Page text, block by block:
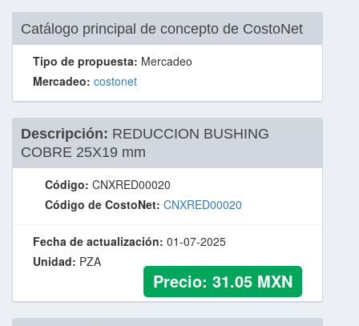
Catálogo principal de concepto de CostoNet
Tipo de propuesta: Mercadeo
Mercadeo: costonet
Descripción: REDUCCION BUSHING
COBRE 25X19 mm
Código: CNXRED00020
Código de CostoNet: CNXRED00020
Fecha de actualización: 01-07-2025
Unidad: PZA
Precio: 31.05 MXN